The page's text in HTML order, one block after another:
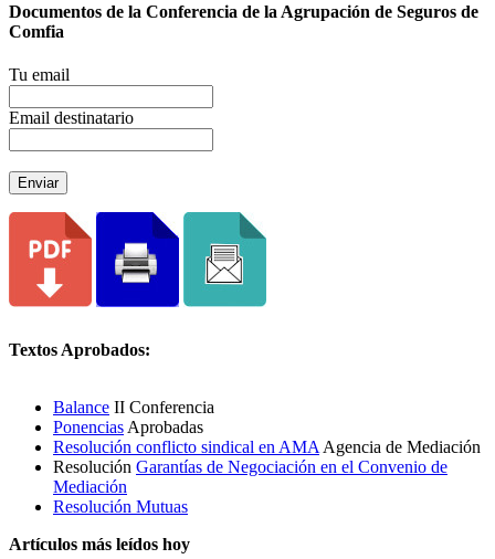
Documentos de la Conferencia de la Agrupación de Seguros de
Comfia
Tu email
Email destinatario
Enviar
Textos Aprobados:
Balance II Conferencia
Ponencias Aprobadas
Resolución conflicto sindical en AMA Agencia de Mediación
Resolución Garantías de Negociación en el Convenio de
Mediación
Resolución Mutuas
Artículos más leídos hoy